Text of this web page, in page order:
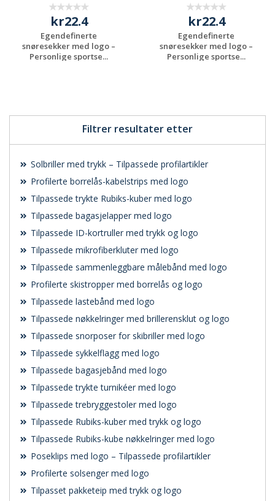
Filtrer resultater etter
Solbriller med trykk – Tilpassede profilartikler
Profilerte borrelås-kabelstrips med logo
Tilpassede trykte Rubiks-kuber med logo
Tilpassede bagasjelapper med logo
Tilpassede ID-kortruller med trykk og logo
Tilpassede mikrofiberkluter med logo
Tilpassede sammenleggbare målebånd med logo
Profilerte skistropper med borrelås og logo
Tilpassede lastebånd med logo
Tilpassede nøkkelringer med brillerensklut og logo
Tilpassede snorposer for skibriller med logo
Tilpassede sykkelflagg med logo
Tilpassede bagasjebånd med logo
Tilpassede trykte turnikéer med logo
Tilpassede trebryggestoler med logo
Tilpassede Rubiks-kuber med trykk og logo
Tilpassede Rubiks-kube nøkkelringer med logo
Poseklips med logo – Tilpassede profilartikler
Profilerte solsenger med logo
Tilpasset pakketeip med trykk og logo
kr22.4
Egendefinerte
snøresekker med logo –
Personlige sportse...
kr22.4
Egendefinerte
snøresekker med logo –
Personlige sportse...